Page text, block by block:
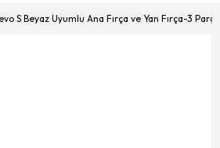
S Beyaz Uyumlu Ana Fırça ve Yan Fırça-3 Parça